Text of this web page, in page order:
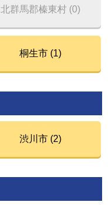
北群馬郡榛東村 (0)
桐生市 (1)
渋川市 (2)